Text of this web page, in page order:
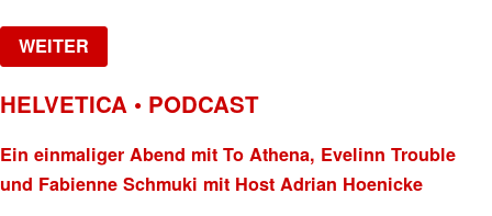
WEITER
HELVETICA • PODCAST
Ein einmaliger Abend mit To Athena, Evelinn Trouble
und Fabienne Schmuki mit Host Adrian Hoenicke